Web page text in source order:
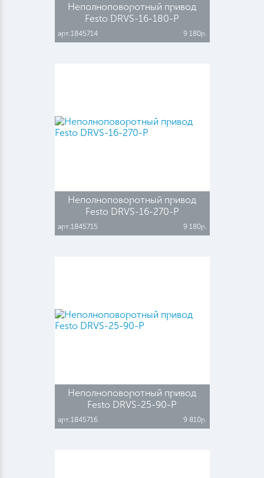
Неполноповоротный привод
Festo DRVS-16-180-P
арт.1845714 9 180р.
Неполноповоротный привод
Festo DRVS-16-270-P
арт.1845715 9 180р.
Неполноповоротный привод
Festo DRVS-25-90-P
арт.1845716 9 810р.